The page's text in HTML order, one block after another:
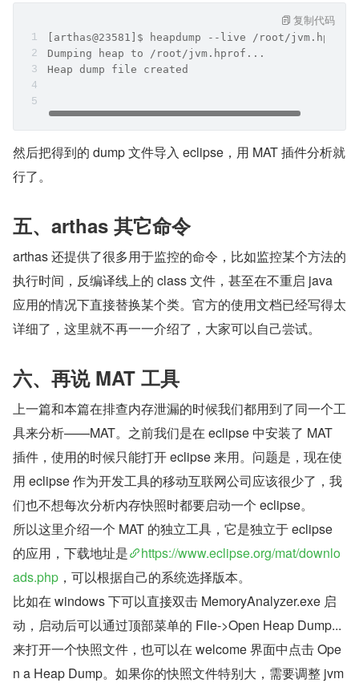
[arthas@23581]$ heapdump --live /root/jvm.hprof
Dumping heap to /root/jvm.hprof...
Heap dump file created
复制代码
然后把得到的 dump 文件导入 eclipse，用 MAT 插件分析就
行了。
五、arthas 其它命令
arthas 还提供了很多用于监控的命令，比如监控某个方法的
执行时间，反编译线上的 class 文件，甚至在不重启 java
应用的情况下直接替换某个类。官方的使用文档已经写得太
详细了，这里就不再一一介绍了，大家可以自己尝试。
六、再说 MAT 工具
上一篇和本篇在排查内存泄漏的时候我们都用到了同一个工
具来分析——MAT。之前我们是在 eclipse 中安装了 MAT
插件，使用的时候只能打开 eclipse 来用。问题是，现在使
用 eclipse 作为开发工具的移动互联网公司应该很少了，我
们也不想每次分析内存快照时都要启动一个 eclipse。
所以这里介绍一个 MAT 的独立工具，它是独立于 eclipse
的应用，下载地址是
https://www.eclipse.org/mat/downlo
ads.php ，可以根据自己的系统选择版本。
比如在 windows 下可以直接双击 MemoryAnalyzer.exe 启
动，启动后可以通过顶部菜单的 File->Open Heap Dump...
来打开一个快照文件，也可以在 welcome 界面中点击 Ope
n a Heap Dump。如果你的快照文件特别大，需要调整 jvm